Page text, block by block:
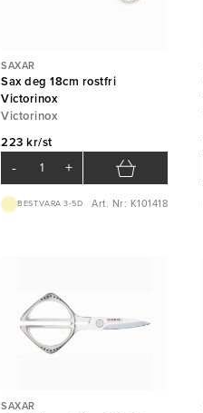
SAXAR
Sax deg 18cm rostfri
Victorinox
Victorinox
223 kr/st
- +
BEST.VARA 3-5D Art. Nr: K101418
SAXAR